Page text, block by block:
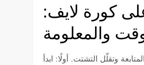
كورة لايف:
والمعلومة
وتقلّل التشتت. أولًا: ابدأ